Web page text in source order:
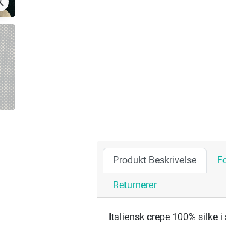
Produkt Beskrivelse
Returnerer
Italiensk crepe 100% silke